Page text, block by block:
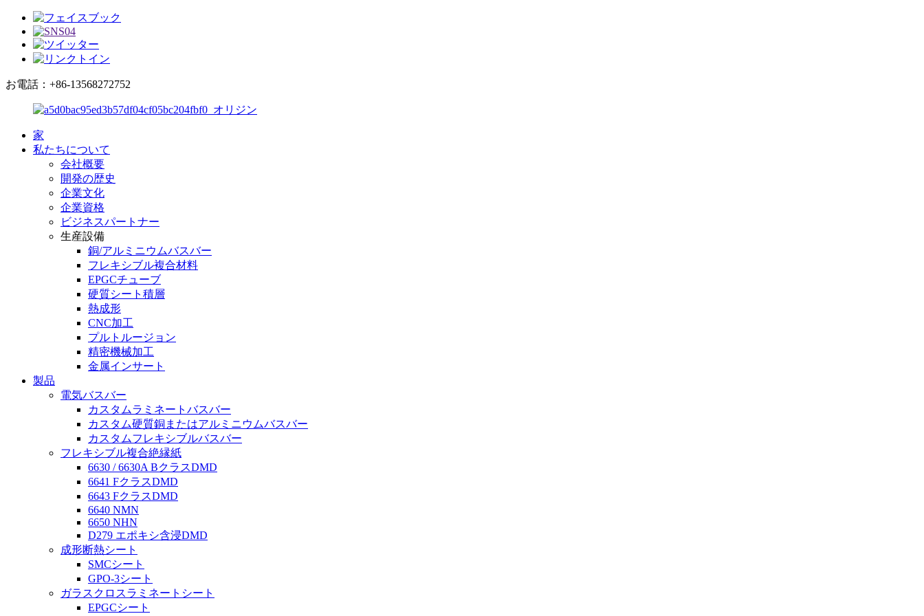
お電話：+86-13568272752
家
私たちについて
会社概要
開発の歴史
企業文化
企業資格
ビジネスパートナー
生産設備
銅/アルミニウムバスバー
フレキシブル複合材料
EPGCチューブ
硬質シート積層
熱成形
CNC加工
プルトルージョン
精密機械加工
金属インサート
製品
電気バスバー
カスタムラミネートバスバー
カスタム硬質銅またはアルミニウムバスバー
カスタムフレキシブルバスバー
フレキシブル複合絶縁紙
6630 / 6630A BクラスDMD
6641 FクラスDMD
6643 FクラスDMD
6640 NMN
6650 NHN
D279 エポキシ含浸DMD
成形断熱シート
SMCシート
GPO-3シート
ガラスクロスラミネートシート
EPGCシート